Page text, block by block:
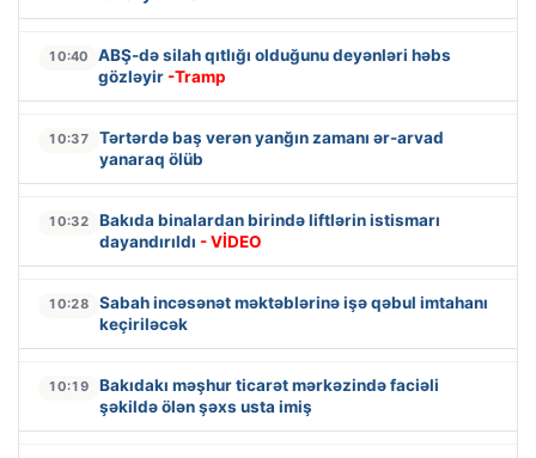
10:40
ABŞ-də silah qıtlığı olduğunu deyənləri həbs
gözləyir -Tramp
10:37
Tərtərdə baş verən yanğın zamanı ər-arvad
yanaraq ölüb
10:32
Bakıda binalardan birində liftlərin istismarı
dayandırıldı - VİDEO
10:28
Sabah incəsənət məktəblərinə işə qəbul imtahanı
keçiriləcək
10:19
Bakıdakı məşhur ticarət mərkəzində faciəli
şəkildə ölən şəxs usta imiş